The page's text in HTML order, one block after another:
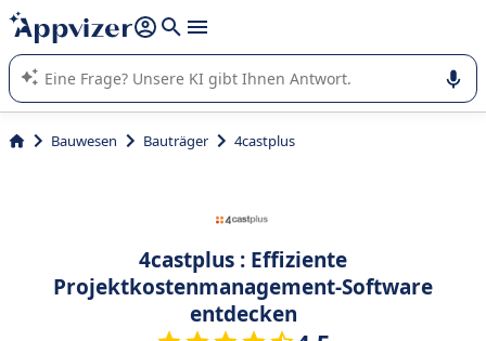
beantworten (mehrere Zeilen mit
Die KI von Appvizer führt Sie bei der Nutzung oder Auswahl
von SaaS-Software in Unternehmen.
Bauwesen Bauträger 4castplus
4castplus : Effiziente
Projektkostenmanagement-Software
entdecken